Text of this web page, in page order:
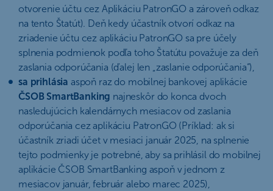
otvorenie účtu cez Aplikáciu PatronGO a zároveň odkaz
na tento Štatút). Deň kedy účastník otvorí odkaz na
zriadenie účtu cez aplikáciu PatronGO sa pre účely
splnenia podmienok podľa toho Štatútu považuje za deň
zaslania odporúčania (ďalej len „zaslanie odporúčania“),
sa prihlásia aspoň raz do mobilnej bankovej aplikácie
ČSOB SmartBanking najneskôr do konca dvoch
nasledujúcich kalendárnych mesiacov od zaslania
odporúčania cez aplikáciu PatronGO (Príklad: ak si
účastník zriadi účet v mesiaci január 2025, na splnenie
tejto podmienky je potrebné, aby sa prihlásil do mobilnej
aplikácie ČSOB SmartBanking aspoň v jednom z
mesiacov január, február alebo marec 2025),